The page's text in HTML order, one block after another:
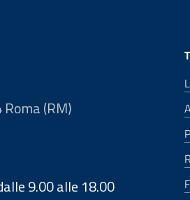
(RM)
9.00 alle 18.00